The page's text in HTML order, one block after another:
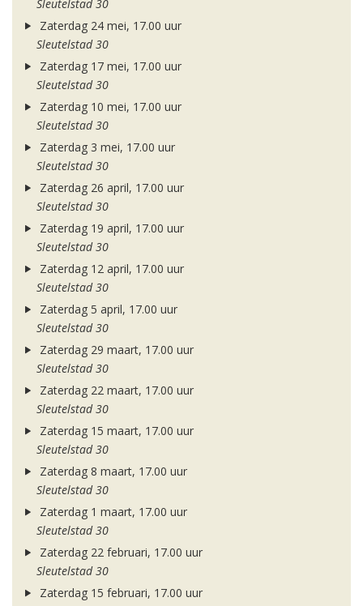
Sleutelstad 30
Zaterdag 24 mei, 17.00 uur
Sleutelstad 30
Zaterdag 17 mei, 17.00 uur
Sleutelstad 30
Zaterdag 10 mei, 17.00 uur
Sleutelstad 30
Zaterdag 3 mei, 17.00 uur
Sleutelstad 30
Zaterdag 26 april, 17.00 uur
Sleutelstad 30
Zaterdag 19 april, 17.00 uur
Sleutelstad 30
Zaterdag 12 april, 17.00 uur
Sleutelstad 30
Zaterdag 5 april, 17.00 uur
Sleutelstad 30
Zaterdag 29 maart, 17.00 uur
Sleutelstad 30
Zaterdag 22 maart, 17.00 uur
Sleutelstad 30
Zaterdag 15 maart, 17.00 uur
Sleutelstad 30
Zaterdag 8 maart, 17.00 uur
Sleutelstad 30
Zaterdag 1 maart, 17.00 uur
Sleutelstad 30
Zaterdag 22 februari, 17.00 uur
Sleutelstad 30
Zaterdag 15 februari, 17.00 uur